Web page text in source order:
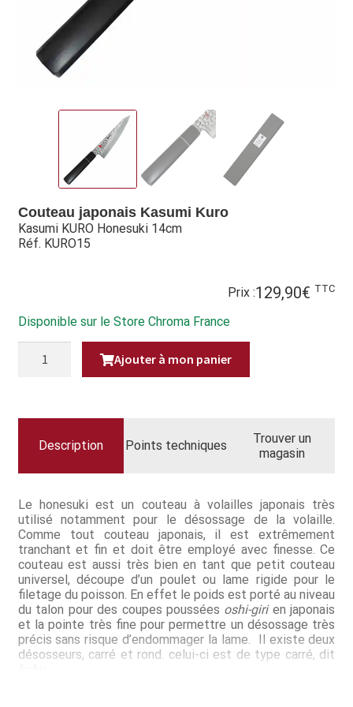
Hall of Fame
Bocuse d’Or
Mon Compte
Partenaires
Plan du site
Politique en matière de remboursements et de retours
Questions / Réponses
Téléchargements
Thank you for booking
Tous les articles
Trouver mon couteau
Trouver mon magasin
Couteau japonais Kasumi Kuro
Kasumi KURO Honesuki 14cm
Réf. KURO15
Prix :129,90€ TTC
Disponible sur le Store Chroma France
Ajouter à mon panier
Description Points techniques
Trouver un
magasin
Le honesuki est un couteau à volailles japonais très
utilisé notamment pour le désossage de la volaille.
Comme tout couteau japonais, il est extrêmement
tranchant et fin et doit être employé avec finesse. Ce
couteau est aussi très bien en tant que petit couteau
universel, découpe d’un poulet ou lame rigide pour le
filetage du poisson. En effet le poids est porté au niveau
du talon pour des coupes poussées oshi-girien japonais
et la pointe très fine pour permettre un désossage très
précis sans risque d’endommager la lame. Il existe deux
désosseurs, carré et rond. celui-ci est de type carré, dit